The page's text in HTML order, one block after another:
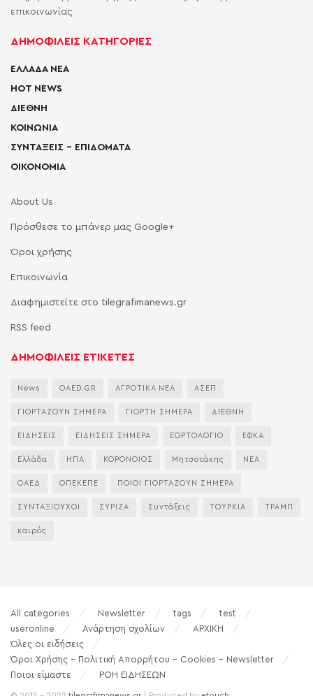
επικοινωνίας
ΔΗΜΟΦΙΛΕΙΣ ΚΑΤΗΓΟΡΙΕΣ
ΕΛΛΑΔΑ ΝΕΑ
HOT NEWS
ΔΙΕΘΝΗ
ΚΟΙΝΩΝΙΑ
ΣΥΝΤΑΞΕΙΣ – ΕΠΙΔΟΜΑΤΑ
ΟΙΚΟΝΟΜΙΑ
About Us
Πρόσθεσε το μπάνερ μας Google+
Όροι χρήσης
Επικοινωνία
Διαφημιστείτε στο tilegrafimanews.gr
RSS feed
ΔΗΜΟΦΙΛΕΙΣ ΕΤΙΚΕΤΕΣ
News OAED.GR ΑΓΡΟΤΙΚΑ ΝΕΑ ΑΣΕΠ
ΓΙΟΡΤΑΖΟΥΝ ΣΗΜΕΡΑ ΓΙΟΡΤΗ ΣΗΜΕΡΑ ΔΙΕΘΝΗ
ΕΙΔΗΣΕΙΣ ΕΙΔΗΣΕΙΣ ΣΗΜΕΡΑ ΕΟΡΤΟΛΟΓΙΟ ΕΦΚΑ
Ελλάδα ΗΠΑ ΚΟΡΟΝΟΙΟΣ Μητσοτάκης ΝΕΑ
ΟΑΕΔ ΟΠΕΚΕΠΕ ΠΟΙΟΙ ΓΙΟΡΤΑΖΟΥΝ ΣΗΜΕΡΑ
ΣΥΝΤΑΞΙΟΥΧΟΙ ΣΥΡΙΖΑ Συντάξεις ΤΟΥΡΚΙΑ ΤΡΑΜΠ
καιρός
All categories Newsletter tags
test
useronline
Ανάρτηση σχολίων
ΑΡΧΙΚΗ
Όλες οι ειδήσεις
Όροι Χρήσης – Πολιτική Απορρήτου – Cookies – Newsletter
Ποιοι είμαστε
ΡΟΗ ΕΙΔΗΣΕΩΝ